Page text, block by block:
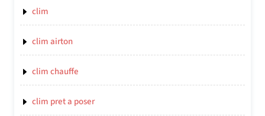
clim
clim airton
clim chauffe
clim pret a poser